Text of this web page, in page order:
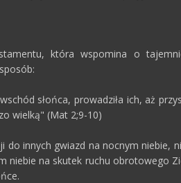
która wspomina o
słońca, prowadziła ich, aż
wielką" (Mat 2;9-10)
do innych gwiazd na nocnym niebie,
na skutek ruchu obrotowego